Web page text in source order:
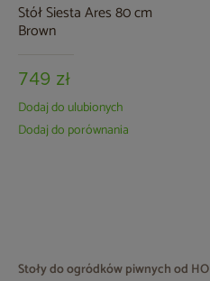
Stoły do ogródków piwnych od
Stół Siesta Ares 80 cm
Brown
749 zł
Dodaj do ulubionych
Dodaj do porównania